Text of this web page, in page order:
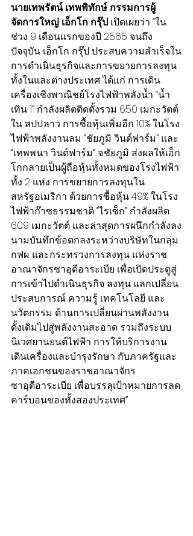
นายเทพรัตน์ เทพพิทักษ์ กรรมการผู้
จัดการใหญ่ เอ็กโก กรุ๊ป เปิดเผยว่า “ใน
ช่วง 9 เดือนแรกของปี 2565 จนถึง
ปัจจุบัน เอ็กโก กรุ๊ป ประสบความสำเร็จใน
การดำเนินธุรกิจและการขยายการลงทุน
ทั้งในและต่างประเทศ ได้แก่ การเดิน
เครื่องเชิงพาณิชย์โรงไฟฟ้าพลังน้ำ “น้ำ
เทิน 1” กำลังผลิตติดตั้งรวม 650 เมกะวัตต์
ใน สปป.ลาว การซื้อหุ้นเพิ่มอีก 10% ในโรง
ไฟฟ้าพลังงานลม “ชัยภูมิ วินด์ฟาร์ม” และ
“เทพพนา วินด์ฟาร์ม” จ.ชัยภูมิ ส่งผลให้เอ็ก
โกกลายเป็นผู้ถือหุ้นทั้งหมดของโรงไฟฟ้า
ทั้ง 2 แห่ง การขยายการลงทุนใน
สหรัฐอเมริกา ด้วยการซื้อหุ้น 49% ในโรง
ไฟฟ้าก๊าซธรรมชาติ “ไรเซ็ก” กำลังผลิต
609 เมกะวัตต์ และล่าสุดการผนึกกำลังลง
นามบันทึกข้อตกลงระหว่างบริษัทในกลุ่ม
กฟผ. และกระทรวงการลงทุน แห่งราช
อาณาจักรซาอุดีอาระเบีย เพื่อเปิดประตูสู่
การเข้าไปดำเนินธุรกิจ ลงทุน แลกเปลี่ยน
ประสบการณ์ ความรู้ เทคโนโลยี และ
นวัตกรรม ด้านการเปลี่ยนผ่านพลังงาน
ดั้งเดิมไปสู่พลังงานสะอาด รวมถึงระบบ
นิเวศยานยนต์ไฟฟ้า การให้บริการงาน
เดินเครื่องและบำรุงรักษา กับภาครัฐและ
ภาคเอกชนของราชอาณาจักร
ซาอุดีอาระเบีย เพื่อบรรลุเป้าหมายการลด
คาร์บอนของทั้งสองประเทศ”